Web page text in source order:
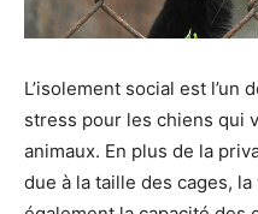
L’isolement social est l’un
stress pour les chiens qui
animaux. En plus de la
due à la taille des cages,